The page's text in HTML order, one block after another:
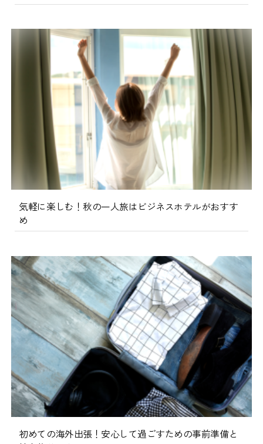
気軽に楽しむ！秋の一人旅はビジネスホテルがおすす
め
初めての海外出張！安心して過ごすための事前準備と